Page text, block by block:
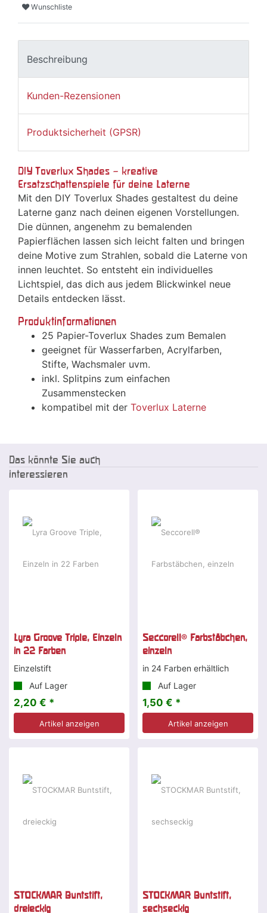
Wunschliste
Beschreibung
Kunden-Rezensionen
Produktsicherheit (GPSR)
DIY Toverlux Shades – kreative
Ersatzschattenspiele für deine Laterne
Mit den DIY Toverlux Shades gestaltest du deine
Laterne ganz nach deinen eigenen Vorstellungen.
Die dünnen, angenehm zu bemalenden
Papierflächen lassen sich leicht falten und bringen
deine Motive zum Strahlen, sobald die Laterne von
innen leuchtet. So entsteht ein individuelles
Lichtspiel, das dich aus jedem Blickwinkel neue
Details entdecken lässt.
Produktinformationen
25 Papier-Toverlux Shades zum Bemalen
geeignet für Wasserfarben, Acrylfarben,
Stifte, Wachsmaler uvm.
inkl. Splitpins zum einfachen
Zusammenstecken
kompatibel mit der Toverlux Laterne
Das könnte Sie auch
interessieren
Lyra Groove Triple, Einzeln
in 22 Farben
Einzelstift
Auf Lager
2,20 € *
Artikel anzeigen
Seccorell® Farbstäbchen,
einzeln
in 24 Farben erhältlich
Auf Lager
1,50 € *
Artikel anzeigen
STOCKMAR Buntstift,
dreieckig
STOCKMAR Buntstift,
sechseckig